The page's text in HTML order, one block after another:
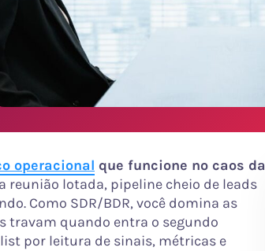
operacional que funcione no caos da
reunião lotada, pipeline cheio de leads
Como SDR/BDR, você domina as
travam quando entra o segundo
por leitura de sinais, métricas e